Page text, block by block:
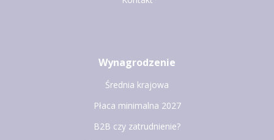
Wynagrodzenie
Średnia krajowa
Płaca minimalna 2027
B2B czy zatrudnienie?